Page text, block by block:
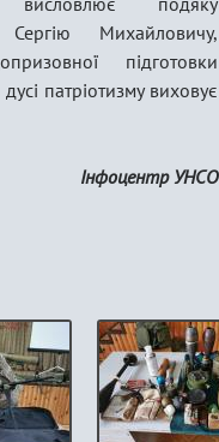
Михайловичу,
підготовки
патріотизму виховує
Інфоцентр УНСО